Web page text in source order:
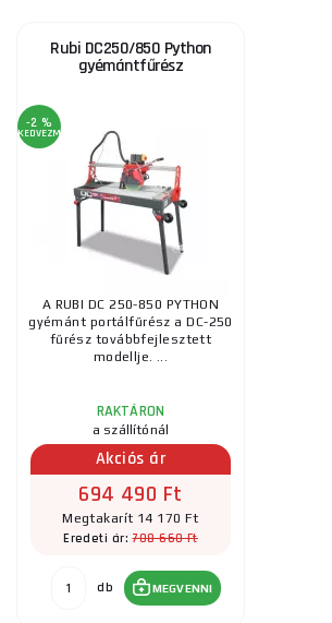
Rubi DC250/850 Python
gyémántfűrész
-2 %
KEDVEZMÉNY
A RUBI DC 250-850 PYTHON
gyémánt portálfűrész a DC-250
fűrész továbbfejlesztett
modellje. ...
RAKTÁRON
a szállítónál
Akciós ár
694 490 Ft
Megtakarít 14 170 Ft
Eredeti ár:708 660 Ft
db MEGVENNI